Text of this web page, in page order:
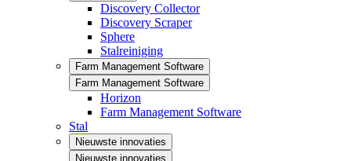
Discovery Collector
Discovery Scraper
Sphere
Stalreiniging
Farm Management Software
Farm Management Software
Horizon
Farm Management Software
Stal
Nieuwste innovaties
Nieuwste innovaties